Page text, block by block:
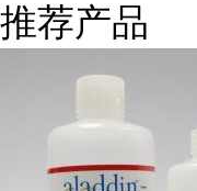
推荐产品